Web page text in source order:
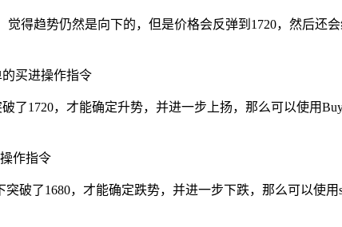
得趋势仍然是向下的，但是价格会反弹到1720，然后还
买进操作指令
了1720，才能确定升势，并进一步上扬，那么可以使用
作指令
破了1680，才能确定跌势，并进一步下跌，那么可以使